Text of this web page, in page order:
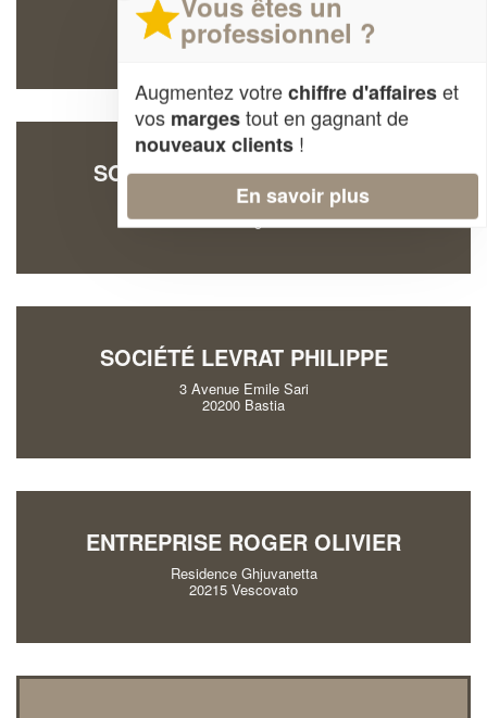
Route D'alzitone
20240 Ghisonaccia
SOCIÉTÉ GARCIA FREDERIC
Quartier Cappane
20226 Belgodere
SOCIÉTÉ LEVRAT PHILIPPE
3 Avenue Emile Sari
20200 Bastia
ENTREPRISE ROGER OLIVIER
Residence Ghjuvanetta
20215 Vescovato
professionnel ?
Augmentez votrechiffre d'affaireset
vos margestout en gagnant de
nouveaux clients !
En savoir plus